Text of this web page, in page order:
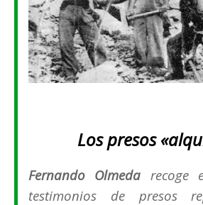
Los presos
Fernando Olmeda recoge
testimonios de presos